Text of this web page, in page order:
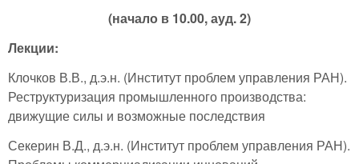
(начало в 10.00, ауд. 2)
Лекции:
Клочков В.В., д.э.н. (Институт проблем управления РАН).
Реструктуризация промышленного производства:
движущие силы и возможные последствия
Секерин В.Д., д.э.н. (Институт проблем управления РАН).